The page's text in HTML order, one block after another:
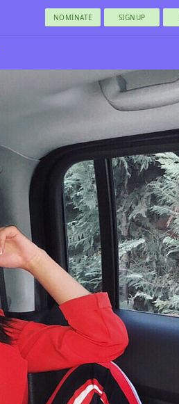
NOMINATE SIGNUP